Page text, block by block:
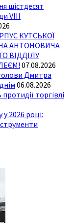
шістдесят
VIII
КУТСЬКОЇ
АНТОНОВИЧА
ВІДДІЛУ
07.08.2026
Дмитра
06.08.2026
торгівлі
2026 році: